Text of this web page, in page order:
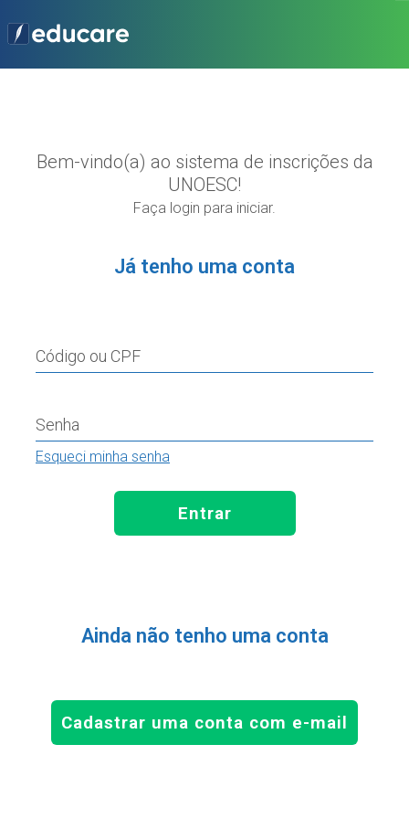
Bem-vindo(a) ao sistema de inscrições da
UNOESC!
Faça login para iniciar.
Já tenho uma conta
Código ou CPF
Senha
Esqueci minha senha
Entrar
Ainda não tenho uma conta
Cadastrar uma conta com e-mail